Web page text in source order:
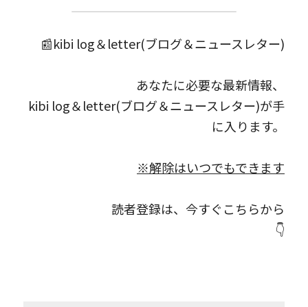
📰kibi log＆letter(ブログ＆ニュースレター)
あなたに必要な最新情報、
kibi log＆letter(ブログ＆ニュースレター)が手
に入ります。
※解除はいつでもできます
読者登録は、今すぐこちらから
👇